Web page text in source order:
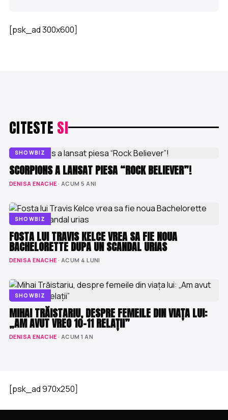
[psk_ad 300x600]
CITESTE SI
SHOWBIZ
SCORPIONS A LANSAT PIESA “ROCK BELIEVER”!
DENISA ENACHE · ACUM 5 ANI
SHOWBIZ
FOSTA LUI TRAVIS KELCE VREA SA FIE NOUA
BACHELORETTE DUPA UN SCANDAL URIAS
DENISA ENACHE · ACUM 4 LUNI
SHOWBIZ
MIHAI TRĂISTARIU, DESPRE FEMEILE DIN VIAȚA LUI:
„AM AVUT VREO 10-11 RELAȚII”
DENISA ENACHE · ACUM 1 AN
[psk_ad 970x250]